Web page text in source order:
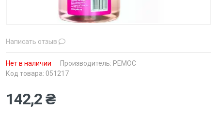
Написать отзыв
Нет в наличии Производитель: РЕМОС
Код товара: 051217
142,2 ₴